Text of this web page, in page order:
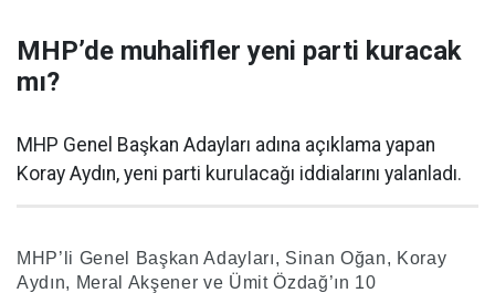
MHP’de muhalifler yeni parti kuracak
mı?
MHP Genel Başkan Adayları adına açıklama yapan
Koray Aydın, yeni parti kurulacağı iddialarını yalanladı.
MHP’li Genel Başkan Adayları, Sinan Oğan, Koray
Aydın, Meral Akşener ve Ümit Özdağ’ın 10